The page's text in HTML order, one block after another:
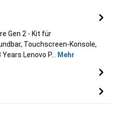
Gen 2 - Kit für
Touchscreen-Konsole,
Lenovo P… Mehr